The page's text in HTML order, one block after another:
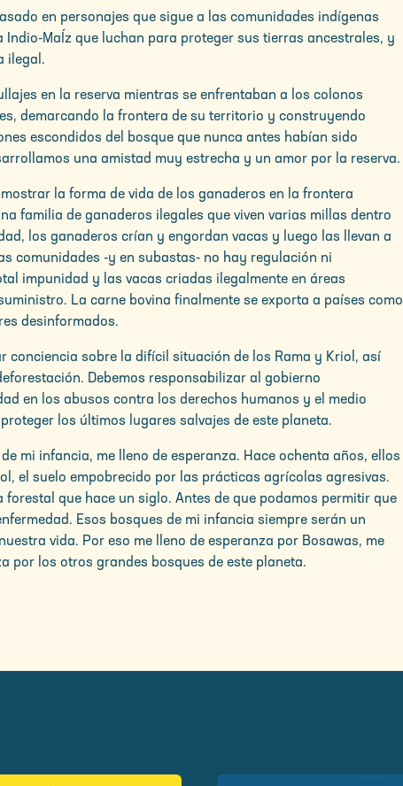
en personajes que sigue a las comunidades indígenas
MaÍz que luchan para proteger sus tierras ancestrales, y
ilegal.
en la reserva mientras se enfrentaban a los colonos
demarcando la frontera de su territorio y construyendo
escondidos del bosque que nunca antes habían sido
una amistad muy estrecha y un amor por la reserva.
la forma de vida de los ganaderos en la frontera
familia de ganaderos ilegales que viven varias millas dentro
los ganaderos crían y engordan vacas y luego las llevan a
comunidades -y en subastas- no hay regulación ni
impunidad y las vacas criadas ilegalmente en áreas
La carne bovina finalmente se exporta a países como
desinformados.
conciencia sobre la difícil situación de los Rama y Kriol, así
Debemos responsabilizar al gobierno
en los abusos contra los derechos humanos y el medio
los últimos lugares salvajes de este planeta.
mi infancia, me lleno de esperanza. Hace ochenta años, ellos
el suelo empobrecido por las prácticas agrícolas agresivas.
que hace un siglo. Antes de que podamos permitir que
Esos bosques de mi infancia siempre serán un
vida. Por eso me lleno de esperanza por Bosawas, me
por los otros grandes bosques de este planeta.